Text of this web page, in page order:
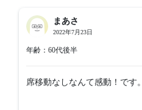
まあさ
2022年7月23日
年齢：60代後半
席移動なしなんて感動！です。